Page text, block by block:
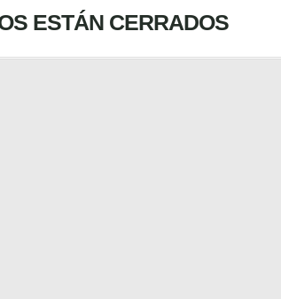
ESTÁN CERRADOS